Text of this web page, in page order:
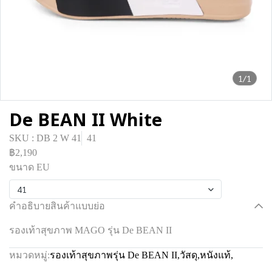
1/1
De BEAN II White
SKU : DB 2 W 41
41
฿2,190
ขนาด EU
41
คำอธิบายสินค้าแบบย่อ
รองเท้าสุขภาพ MAGO รุ่น De BEAN II
หมวดหมู่:รองเท้าสุขภาพรุ่น De BEAN II,วัสดุ,หนังแท้,